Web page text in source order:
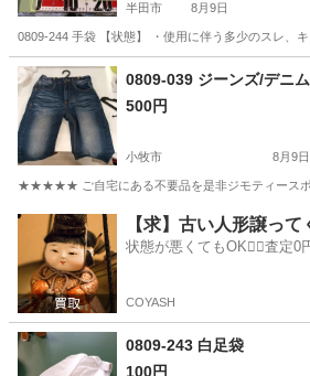
半田市 8月9日
0809-244 手袋 【状態】 ・使用に伴う多少のスレ、
愛知 半田市 現地
0809-039 ジーンズ/デニム
500円
小牧市 8月9日
★★★★★ ご自宅にある不要品を是非ジモティースポ
愛知 小牧市 ジーンズ/デニム ジーンズ
【求】古い人形譲って
状態が悪くてもOK🙆‍♀️査定0
COYASH
0809-243 白足袋
100円